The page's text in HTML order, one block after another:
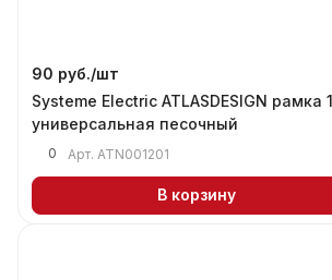
90 руб./шт
Systeme Electric ATLASDESIGN рамка
универсальная песочный
0 Арт. ATN001201
В корзину